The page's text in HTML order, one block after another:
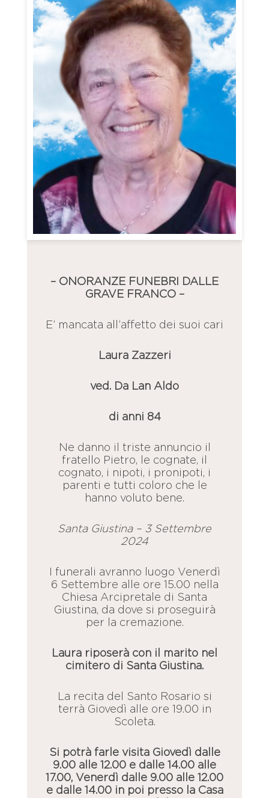
– ONORANZE FUNEBRI DALLE
GRAVE FRANCO –
E’ mancata all’affetto dei suoi cari
Laura Zazzeri
ved. Da Lan Aldo
di anni 84
Ne danno il triste annuncio il
fratello Pietro, le cognate, il
cognato, i nipoti, i pronipoti, i
parenti e tutti coloro che le
hanno voluto bene.
Santa Giustina – 3 Settembre
2024
I funerali avranno luogo Venerdì
6 Settembre alle ore 15.00 nella
Chiesa Arcipretale di Santa
Giustina, da dove si proseguirà
per la cremazione.
Laura riposerà con il marito nel
cimitero di Santa Giustina.
La recita del Santo Rosario si
terrà Giovedì alle ore 19.00 in
Scoleta.
Si potrà farle visita Giovedì dalle
9.00 alle 12.00 e dalle 14.00 alle
17.00, Venerdì dalle 9.00 alle 12.00
e dalle 14.00 in poi presso la Casa